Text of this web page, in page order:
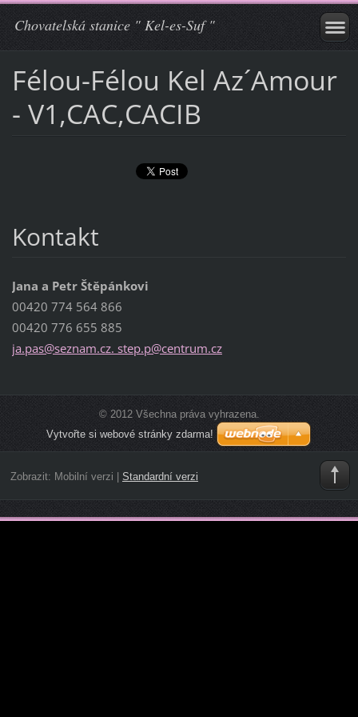
Chovatelská stanice " Kel-es-Suf "
Félou-Félou Kel Az´Amour
- V1,CAC,CACIB
Kontakt
Jana a Petr Štěpánkovi
00420 774 564 866
00420 776 655 885
ja.pas@seznam.cz. step.p@centrum.cz
© 2012 Všechna práva vyhrazena.
Vytvořte si webové stránky zdarma!
Zobrazit: Mobilní verzi | Standardní verzi